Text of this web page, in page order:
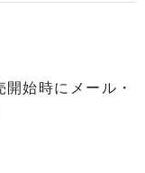
始時にメール・